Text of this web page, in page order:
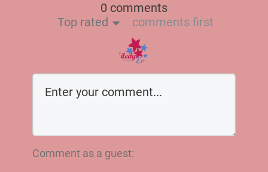
0 comments
Top rated
comments first
Comment as a guest: